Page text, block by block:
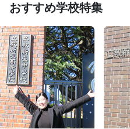
おすすめ学校特集